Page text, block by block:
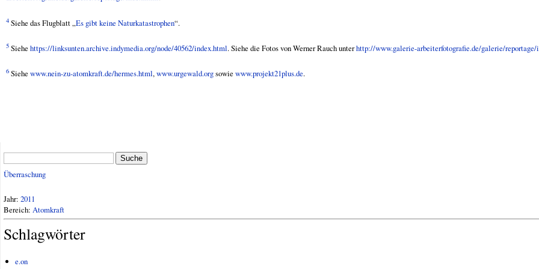
4 Siehe das Flugblatt „Es gibt keine Naturkatastrophen“.
5 Siehe https://linksunten.archive.indymedia.org/node/40562/index.html. Siehe die Fotos von Werner Rauch unterhttp://www.galerie-arbeiterfotografie.de/galerie/reportage/
6 Siehe www.nein-zu-atomkraft.de/hermes.html,www.urgewald.orgsowie www.projekt21plus.de.
Suche
Überraschung
Jahr: 2011
Bereich: Atomkraft
Schlagwörter
e.on